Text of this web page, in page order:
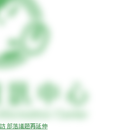
部落議題再延伸